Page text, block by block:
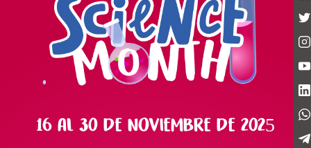
16 al 30 de noviembre de 2025